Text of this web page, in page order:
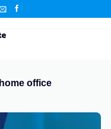
home office